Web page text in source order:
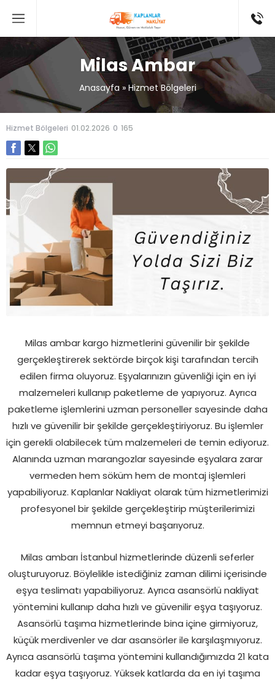
Milas Ambar
Anasayfa » Hizmet Bölgeleri
Hizmet Bölgeleri 01.02.2026 0 165
Milas ambar kargo hizmetlerini güvenilir bir şekilde
gerçekleştirerek sektörde birçok kişi tarafından tercih
edilen firma oluyoruz. Eşyalarınızın güvenliği için en iyi
malzemeleri kullanıp paketleme de yapıyoruz. Ayrıca
paketleme işlemlerini uzman personeller sayesinde daha
hızlı ve güvenilir bir şekilde gerçekleştiriyoruz. Bu işlemler
için gerekli olabilecek tüm malzemeleri de temin ediyoruz.
Alanında uzman marangozlar sayesinde eşyalara zarar
vermeden hem söküm hem de montaj işlemleri
yapabiliyoruz. Kaplanlar Nakliyat olarak tüm hizmetlerimizi
profesyonel bir şekilde gerçekleştirip müşterilerimizi
memnun etmeyi başarıyoruz.
Milas ambarı İstanbul hizmetlerinde düzenli seferler
oluşturuyoruz. Böylelikle istediğiniz zaman dilimi içerisinde
eşya teslimatı yapabiliyoruz. Ayrıca asansörlü nakliyat
yöntemini kullanıp daha hızlı ve güvenilir eşya taşıyoruz.
Asansörlü taşıma hizmetlerinde bina içine girmiyoruz,
küçük merdivenler ve dar asansörler ile karşılaşmıyoruz.
Ayrıca asansörlü taşıma yöntemini kullandığımızda 21 kata
kadar eşya taşıyoruz. Yüksek katlarda da en iyi taşıma